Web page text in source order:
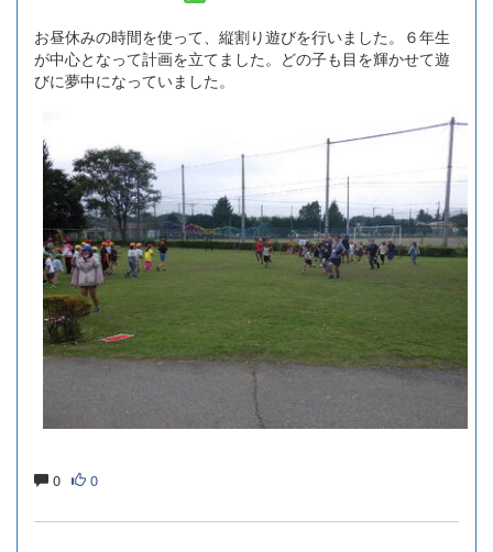
お昼休みの時間を使って、縦割り遊びを行いました。６年生
が中心となって計画を立てました。どの子も目を輝かせて遊
びに夢中になっていました。
0 0